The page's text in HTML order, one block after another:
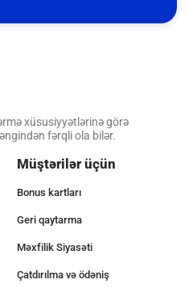
xüsusiyyətlərinə görə
fərqli ola bilər.
Müştərilər üçün
Bonus kartları
Geri qaytarma
Məxfilik Siyasəti
Çatdırılma və ödəniş